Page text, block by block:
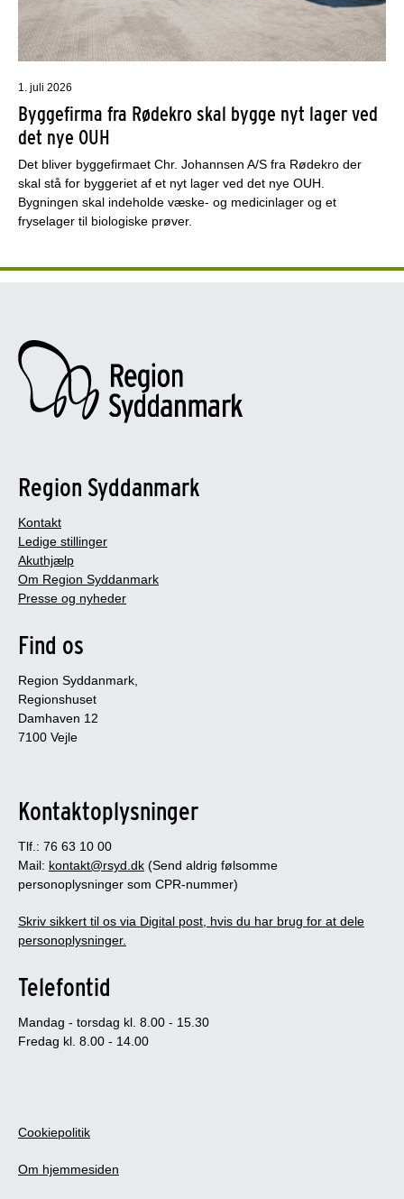
1. juli 2026
Byggefirma fra Rødekro skal bygge nyt lager ved
det nye OUH
Det bliver byggefirmaet Chr. Johannsen A/S fra Rødekro der
skal stå for byggeriet af et nyt lager ved det nye OUH.
Bygningen skal indeholde væske- og medicinlager og et
fryselager til biologiske prøver.
Region Syddanmark
Kontakt
Ledige stillinger
Akuthjælp
Om Region Syddanmark
Presse og nyheder
Find os
Region Syddanmark,
Regionshuset
Damhaven 12
7100 Vejle
Kontaktoplysninger
Tlf.: 76 63 10 00
Mail: kontakt@rsyd.dk (Send aldrig følsomme
personoplysninger som CPR-nummer)
Skriv sikkert til os via Digital post, hvis du har brug for at dele
personoplysninger.
Telefontid
Mandag - torsdag kl. 8.00 - 15.30
Fredag kl. 8.00 - 14.00
Cookiepolitik
Om hjemmesiden